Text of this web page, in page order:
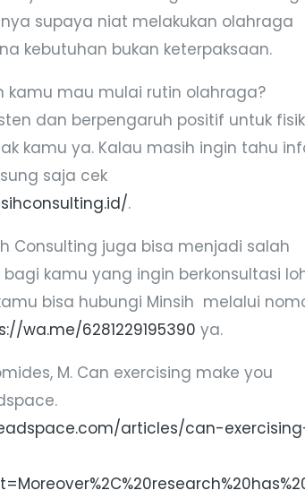
supaya niat melakukan olahraga
kebutuhan bukan keterpaksaan.
kamu mau mulai rutin olahraga?
dan berpengaruh positif untuk
kamu ya. Kalau masih ingin tahu
saja cek
.
Consulting juga bisa menjadi salah
kamu yang ingin berkonsultasi
bisa hubungi Minsih melalui
wa.me/6281229195390 ya.
M. Can exercising make you
articles/can-